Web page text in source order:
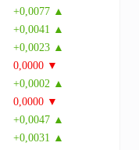
+0,0077 ▲
+0,0041 ▲
+0,0023 ▲
0,0000 ▼
+0,0002 ▲
0,0000 ▼
+0,0047 ▲
+0,0031 ▲